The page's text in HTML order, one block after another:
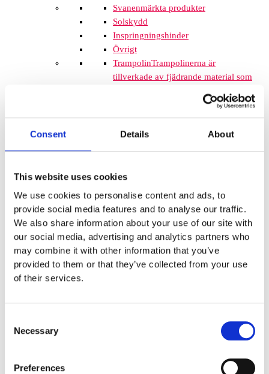
Consent Details About
This website uses cookies
We use cookies to personalise content and ads, to
provide social media features and to analyse our traffic.
We also share information about your use of our site with
our social media, advertising and analytics partners who
may combine it with other information that you’ve
provided to them or that they’ve collected from your use
of their services.
Selection
Necessary
Preferences
Svanenmärkta produkter
Solskydd
Inspringningshinder
Övrigt
TrampolinTrampolinerna är
tillverkade av fjädrande material som
komplettera lekplatsen med
trampoliner blir ett spännande inslag
som de flesta barnen uppskattar. De
monteras mellan lekplatsutrustning
springer mellan klätterställningar och
FALLSKYDD & UNDERLAG
Fallskyddsmattor
Euroflex fallskyddsmatta 30
mm - för fallhöjd till och med
1 meter
mm - för fallhöjd 1,5 meter
Euroflex fallskyddsmatta 60
Euroflex fallskyddsmatta 70